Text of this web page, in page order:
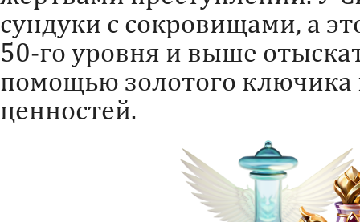
сундуки с сокровищами, а
50-го уровня и выше
помощью золотого ключика
ценностей.